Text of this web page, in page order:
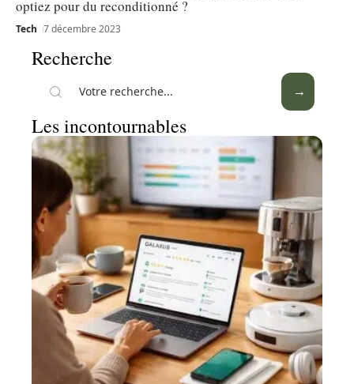
optiez pour du reconditionné ?
Tech 7 décembre 2023
Recherche
Les incontournables